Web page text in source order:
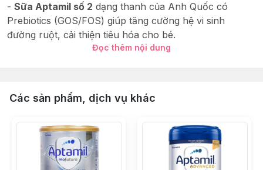
- Sữa Aptamil số 2 dạng thanh của Anh Quốc có
Prebiotics (GOS/FOS) giúp tăng cường hệ vi sinh
đường ruột, cải thiện tiêu hóa cho bé.
để tăng cường sức đề kháng, hấp thu dinh dưỡng và
đảm bảo phát triển toàn diện. Nucleotides hỗ trợ cấu
trúc DNA tế bào.
Đọc thêm nội dung
Các sản phẩm, dịch vụ khác